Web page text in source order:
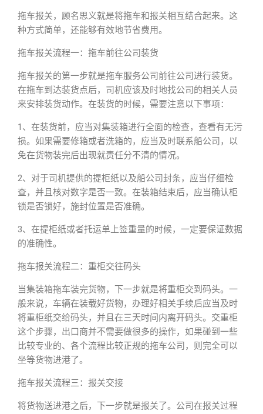
拖车报关，顾名思义就是将拖车和报关相互结合起来。这
种方式简单，还能够有效地节省费用。
拖车报关流程一：拖车前往公司装货
拖车报关的第一步就是拖车服务公司前往公司进行装货。
在拖车到达装货点后，司机应该及时地找公司的相关人员
来安排装货动作。在装货的时候，需要注意以下事项：
1、在装货前，应当对集装箱进行全面的检查，查看有无污
损。如果需要修箱或者洗箱的，应当及时联系船公司，以
免在货物装完后出现就责任分不清的情况。
2、对于司机提供的提柜纸以及船公司封条，应当仔细检
查，并且核对数字是否一致。在装箱结束后，应当确认柜
锁是否锁好，施封位置是否准确。
3、在提柜纸或者托运单上签重量的时候，一定要保证数据
的准确性。
拖车报关流程二：重柜交往码头
当集装箱拖车装完货物，下一步就是将重柜交到码头。一
般来说，车辆在装载好货物，办理好相关手续后应当及时
将重柜纸交给码头，并且在三天时间内离开码头。交重柜
这个步骤，出口商并不需要做很多的操作，如果碰到一些
比较专业的、各个流程比较正规的拖车公司，则完全可以
坐等货物进港了。
拖车报关流程三：报关交接
将货物送进港之后，下一步就是报关了。公司在报关过程